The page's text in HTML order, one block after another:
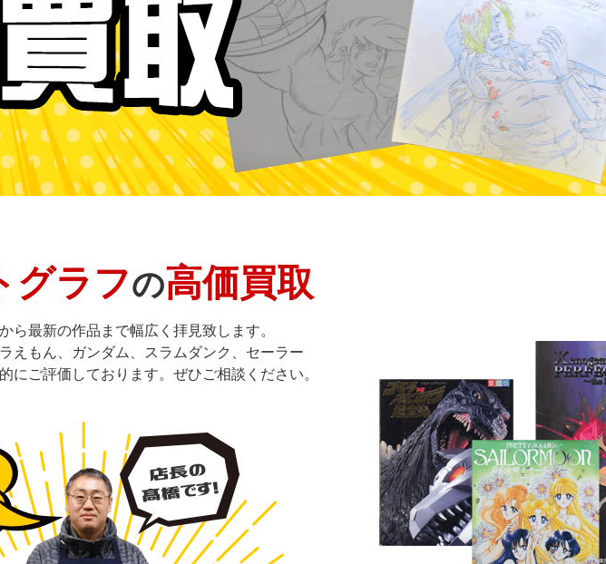
グラフの高価買取
ら最新の作品まで幅広く拝見致します。
えもん、ガンダム、スラムダンク、セーラー
にご評価しております。ぜひご相談ください。